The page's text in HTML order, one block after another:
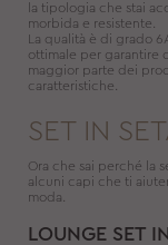
la tipologia che stai
morbida e resistente.
La qualità è di grado
ottimale per garantire
maggior parte dei
caratteristiche.
SET IN
Ora che sai perché la
alcuni capi che ti
moda.
LOUNGE SET